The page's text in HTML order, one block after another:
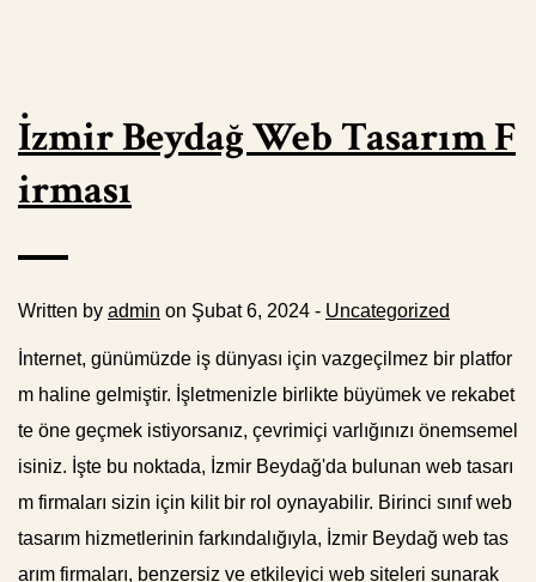
İzmir Beydağ Web Tasarım F
irması
Written by admin on Şubat 6, 2024 - Uncategorized
İnternet, günümüzde iş dünyası için vazgeçilmez bir platfor
m haline gelmiştir. İşletmenizle birlikte büyümek ve rekabet
te öne geçmek istiyorsanız, çevrimiçi varlığınızı önemsemel
isiniz. İşte bu noktada, İzmir Beydağ'da bulunan web tasarı
m firmaları sizin için kilit bir rol oynayabilir. Birinci sınıf web
tasarım hizmetlerinin farkındalığıyla, İzmir Beydağ web tas
arım firmaları, benzersiz ve etkileyici web siteleri sunarak